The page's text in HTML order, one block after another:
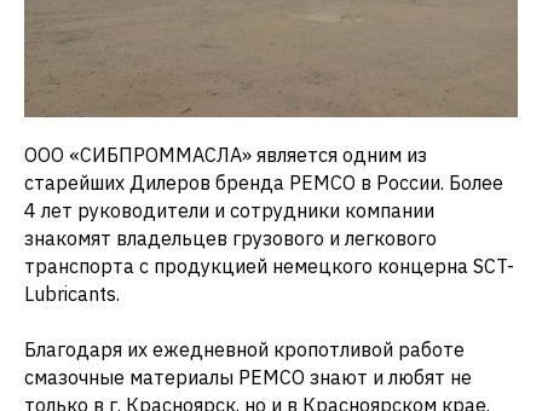
ООО «СИБПРОММАСЛА» является одним из
старейших Дилеров бренда PEMCO в России. Более
4 лет руководители и сотрудники компании
знакомят владельцев грузового и легкового
транспорта с продукцией немецкого концерна SCT-
Lubricants.
Благодаря их ежедневной кропотливой работе
смазочные материалы PEMCO знают и любят не
только в г. Красноярск, но и в Красноярском крае.